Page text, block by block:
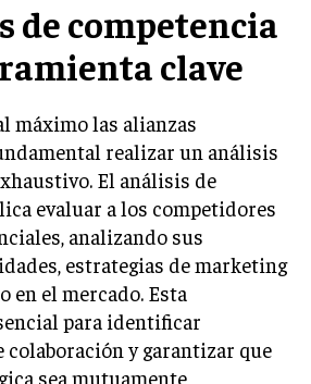
Y EXPORTACIÓN
Y MEDIO AMBIENTE
INNOVACIÓN TECNOLÓGICA
DIGITAL
de competencia
clave
máximo las alianzas
realizar un análisis
El análisis de
evaluar a los competidores
analizando sus
estrategias de marketing
en el mercado. Esta
para identificar
y garantizar que
sea mutuamente